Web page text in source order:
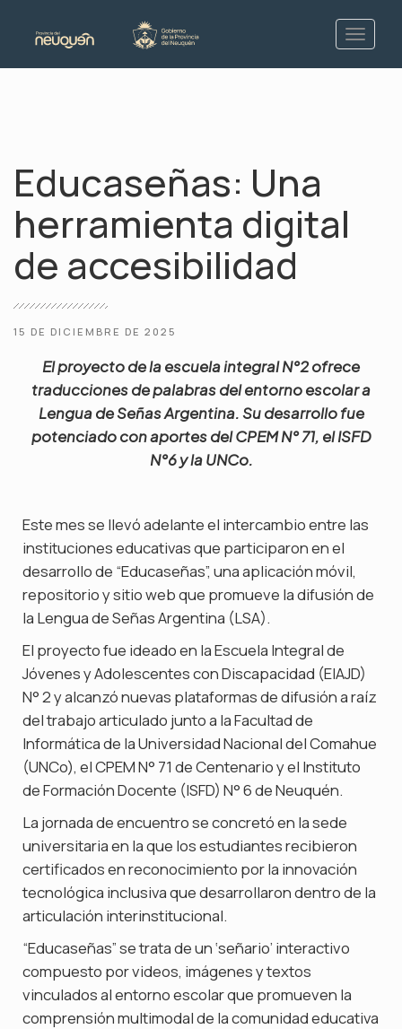
Educaseñas: Una
herramienta digital
de accesibilidad
15 DE DICIEMBRE DE 2025
El proyecto de la escuela integral N°2 ofrece
traducciones de palabras del entorno escolar a
Lengua de Señas Argentina. Su desarrollo fue
potenciado con aportes del CPEM N° 71, el ISFD
N°6 y la UNCo.
Este mes se llevó adelante el intercambio entre las
instituciones educativas que participaron en el
desarrollo de “Educaseñas”, una aplicación móvil,
repositorio y sitio web que promueve la difusión de
la Lengua de Señas Argentina (LSA).
El proyecto fue ideado en la Escuela Integral de
Jóvenes y Adolescentes con Discapacidad (EIAJD)
N° 2 y alcanzó nuevas plataformas de difusión a raíz
del trabajo articulado junto a la Facultad de
Informática de la Universidad Nacional del Comahue
(UNCo), el CPEM N° 71 de Centenario y el Instituto
de Formación Docente (ISFD) N° 6 de Neuquén.
La jornada de encuentro se concretó en la sede
universitaria en la que los estudiantes recibieron
certificados en reconocimiento por la innovación
tecnológica inclusiva que desarrollaron dentro de la
articulación interinstitucional.
“Educaseñas” se trata de un ‘señario’ interactivo
compuesto por videos, imágenes y textos
vinculados al entorno escolar que promueven la
comprensión multimodal de la comunidad educativa